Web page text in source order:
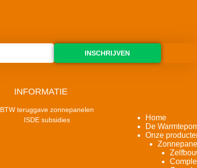
INSCHRIJVEN
INFORMATIE
BTW teruggave zonnepanelen
ISDE subsidies
Home
De
Onze